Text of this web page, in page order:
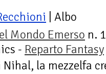
| Albo
Mondo Emerso n.
- Reparto Fantasy
la mezzelfa